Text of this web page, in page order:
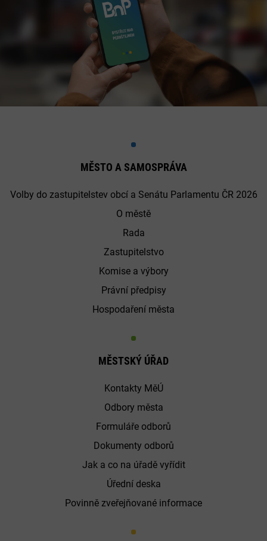
MĚSTO A SAMOSPRÁVA
Volby do zastupitelstev obcí a Senátu Parlamentu ČR 2026
O městě
Rada
Zastupitelstvo
Komise a výbory
Právní předpisy
Hospodaření města
MĚSTSKÝ ÚŘAD
Kontakty MěÚ
Odbory města
Formuláře odborů
Dokumenty odborů
Jak a co na úřadě vyřídit
Úřední deska
Povinně zveřejňované informace